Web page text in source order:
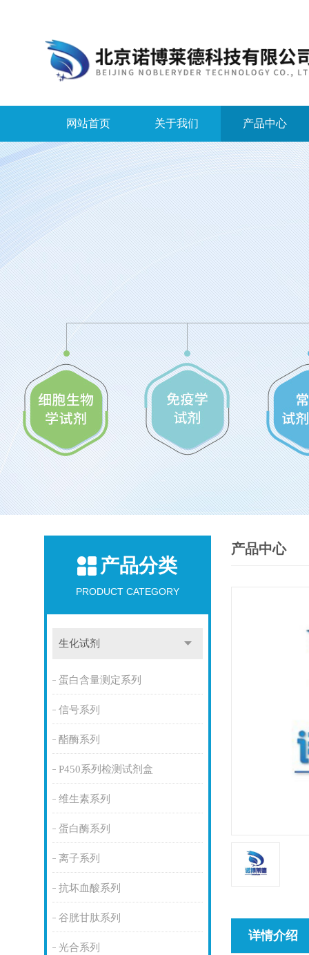
网站首页 关于我们 产品中心
产品分类
PRODUCT CATEGORY
生化试剂
蛋白含量测定系列
信号系列
酯酶系列
P450系列检测试剂盒
维生素系列
蛋白酶系列
离子系列
抗坏血酸系列
谷胱甘肽系列
光合系列
产品中心
详情介绍